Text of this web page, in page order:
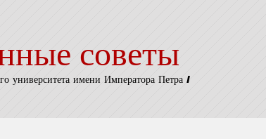
советы
университета имени Императора Петра I